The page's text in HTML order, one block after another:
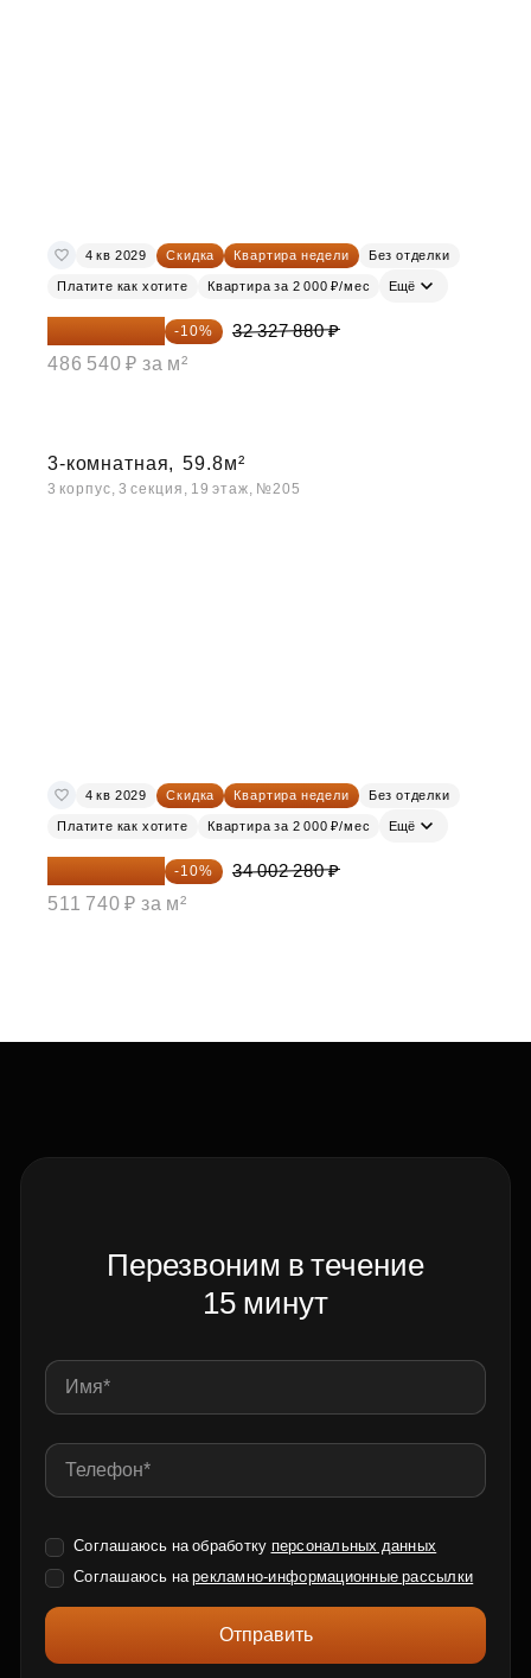
4 кв 2029 Скидка Квартира недели Без отделки
Платите как хотите Квартира за 2 000 ₽/мес Ещё
29 095 092 ₽ -10%
32 327 880 ₽
486 540 ₽ за м²
3-комнатная, 59.8м²
3 корпус, 3 секция, 19 этаж, №205
4 кв 2029 Скидка Квартира недели Без отделки
Платите как хотите Квартира за 2 000 ₽/мес Ещё
30 602 052 ₽ -10%
34 002 280 ₽
511 740 ₽ за м²
Перезвоним в течение
15 минут
Соглашаюсь на обработку персональных данных
Соглашаюсь нарекламно-информационные рассылки
Отправить